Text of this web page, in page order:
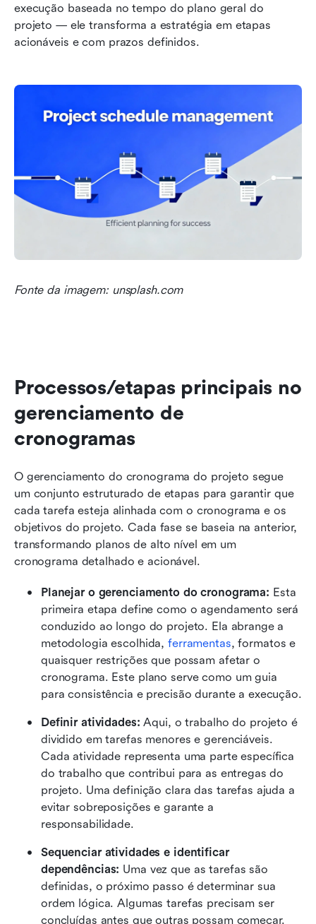
execução baseada no tempo do plano geral do
projeto — ele transforma a estratégia em etapas
acionáveis e com prazos definidos.
Fonte da imagem: unsplash.com
Processos/etapas principais no
gerenciamento de
cronogramas
O gerenciamento do cronograma do projeto segue
um conjunto estruturado de etapas para garantir que
cada tarefa esteja alinhada com o cronograma e os
objetivos do projeto. Cada fase se baseia na anterior,
transformando planos de alto nível em um
cronograma detalhado e acionável.
Planejar o gerenciamento do cronograma: Esta
primeira etapa define como o agendamento será
conduzido ao longo do projeto. Ela abrange a
metodologia escolhida, ferramentas, formatos e
quaisquer restrições que possam afetar o
cronograma. Este plano serve como um guia
para consistência e precisão durante a execução.
Definir atividades: Aqui, o trabalho do projeto é
dividido em tarefas menores e gerenciáveis.
Cada atividade representa uma parte específica
do trabalho que contribui para as entregas do
projeto. Uma definição clara das tarefas ajuda a
evitar sobreposições e garante a
responsabilidade.
Sequenciar atividades e identificar
dependências: Uma vez que as tarefas são
definidas, o próximo passo é determinar sua
ordem lógica. Algumas tarefas precisam ser